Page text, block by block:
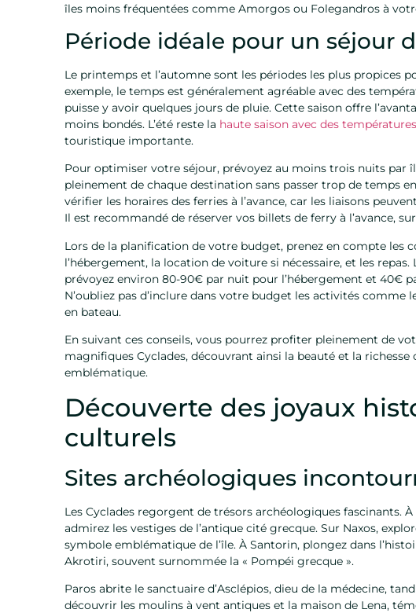
îles moins fréquentées comme Amorgos ou Folegandros à
Période idéale pour un séjour
Le printemps et l’automne sont les périodes les plus propices
exemple, le temps est généralement agréable avec des
puisse y avoir quelques jours de pluie. Cette saison offre
moins bondés. L’été reste la haute saison avec des
touristique importante.
Pour optimiser votre séjour, prévoyez au moins trois nuits par
pleinement de chaque destination sans passer trop de temps
vérifier les horaires des ferries à l’avance, car les liaisons
Il est recommandé de réserver vos billets de ferry à l’avance,
Lors de la planification de votre budget, prenez en compte les
l’hébergement, la location de voiture si nécessaire, et les
prévoyez environ 80-90€ par nuit pour l’hébergement et 40€
N’oubliez pas d’inclure dans votre budget les activités comme
en bateau.
En suivant ces conseils, vous pourrez profiter pleinement de
magnifiques Cyclades, découvrant ainsi la beauté et la
emblématique.
Découverte des joyaux
culturels
Sites archéologiques
Les Cyclades regorgent de trésors archéologiques fascinants.
admirez les vestiges de l’antique cité grecque. Sur Naxos,
symbole emblématique de l’île. À Santorin, plongez dans
Akrotiri, souvent surnommée la « Pompéi grecque ».
Paros abrite le sanctuaire d’Asclépios, dieu de la médecine,
découvrir les moulins à vent antiques et la maison de Lena,